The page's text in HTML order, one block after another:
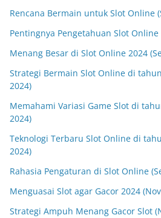
Rencana Bermain untuk Slot Online
Pentingnya Pengetahuan Slot
Menang Besar di Slot Online 2024
Strategi Bermain Slot Online di
2024)
Memahami Variasi Game Slot di
2024)
Teknologi Terbaru Slot Online di
2024)
Rahasia Pengaturan di Slot Online
Menguasai Slot agar Gacor 2024
Strategi Ampuh Menang Gacor Slot